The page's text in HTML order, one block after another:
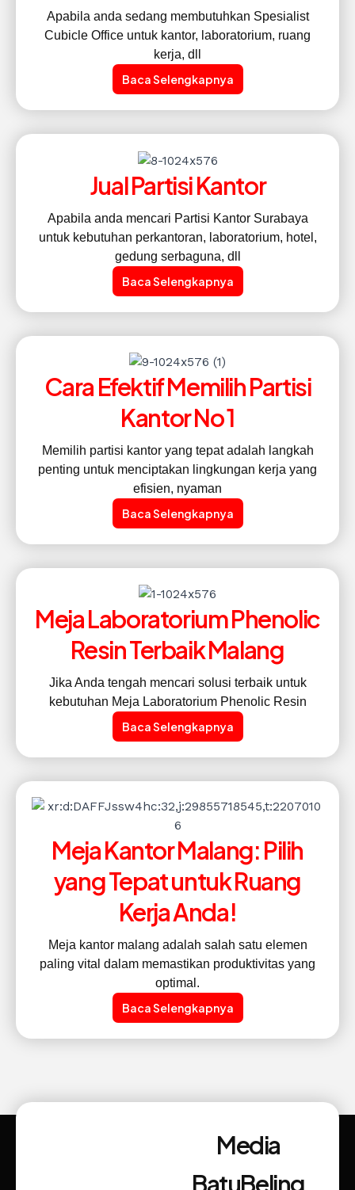
Apabila anda sedang membutuhkan Spesialist
Cubicle Office untuk kantor, laboratorium, ruang
kerja, dll
Baca Selengkapnya
Jual Partisi Kantor
Apabila anda mencari Partisi Kantor Surabaya
untuk kebutuhan perkantoran, laboratorium, hotel,
gedung serbaguna, dll
Baca Selengkapnya
Cara Efektif Memilih Partisi
Kantor No 1
Memilih partisi kantor yang tepat adalah langkah
penting untuk menciptakan lingkungan kerja yang
efisien, nyaman
Baca Selengkapnya
Meja Laboratorium Phenolic
Resin Terbaik Malang
Jika Anda tengah mencari solusi terbaik untuk
kebutuhan Meja Laboratorium Phenolic Resin
Baca Selengkapnya
Meja Kantor Malang: Pilih
yang Tepat untuk Ruang
Kerja Anda!
Meja kantor malang adalah salah satu elemen
paling vital dalam memastikan produktivitas yang
optimal.
Baca Selengkapnya
Media
BatuBeling